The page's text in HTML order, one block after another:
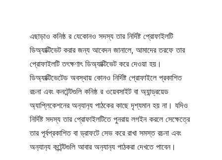
এছাড়াও কনিষ্ঠ র যেকোনও সদস্য তার নির্দিষ্ট প্রোফাইলটি
ডিঅ্যাক্টিভেট করার জন্য আবেদন জানালে, আমাদের তরফে তার
প্রোফাইলটি তৎক্ষণাৎ ডিঅ্যাক্টিভেট করে দেওয়া হয়।
ডিঅ্যাক্টিভেটেড অবস্থায় কোনও নির্দিষ্ট প্রোফাইলে প্রকাশিত
রচনা এবং কনটেন্টগুলি কনিষ্ঠ র ওয়েবসাইট বা অ্যান্ড্রয়েড
অ্যাপ্লিকেশনের অন‍্যান‍্য পাঠকের কাছে দৃশ্যমান হয় না। যদিও
নির্দিষ্ট সদস্য তার প্রোফাইলটিতে পুনরায় লগইন করলে সেক্ষেত্রে
তার পূর্বপ্রকাশিত বা ড্রাফটে সেভ করে রাখা সমস্ত রচনা এবং
অন‍্যান‍্য কন্টেন্টগুলি আবার অন‍্যান‍্য পাঠকরা দেখতে পাবেন।